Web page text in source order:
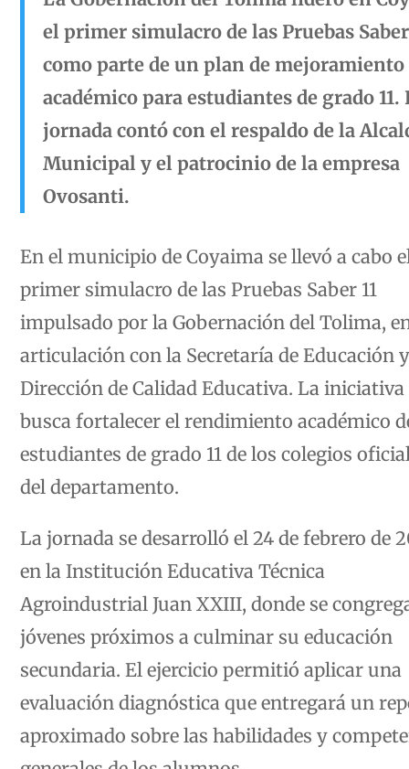
el primer simulacro de las Pruebas Saber
como parte de un plan de mejoramiento
académico para estudiantes de grado 11.
jornada contó con el respaldo de la
Municipal y el patrocinio de la empresa
Ovosanti.
En el municipio de Coyaima se llevó a cabo
primer simulacro de las Pruebas Saber 11
impulsado por la Gobernación del Tolima,
articulación con la Secretaría de Educación
Dirección de Calidad Educativa. La iniciativa
busca fortalecer el rendimiento académico
estudiantes de grado 11 de los colegios
del departamento.
La jornada se desarrolló el 24 de febrero de
en la Institución Educativa Técnica
Agroindustrial Juan XXIII, donde se
jóvenes próximos a culminar su educación
secundaria. El ejercicio permitió aplicar una
evaluación diagnóstica que entregará un
aproximado sobre las habilidades y
generales de los alumnos.